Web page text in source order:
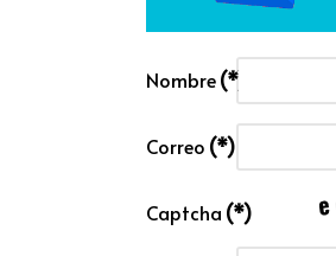
Nombre (*)
Correo (*)
Captcha (*)